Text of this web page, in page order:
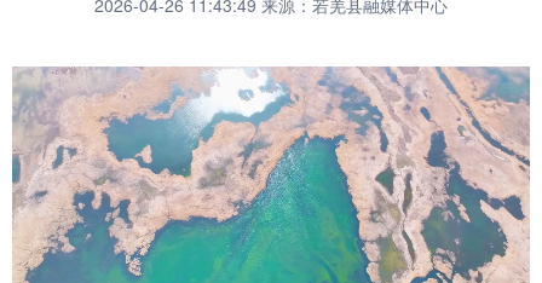
服务
云游新疆 云端悦读 云看书画 光影新疆
人事频道 融媒体联播 廉政频道 新华视角看新疆
地方频道
天津 河北 山西
2026-04-26 11:43:49 来源：若羌县融媒体中心